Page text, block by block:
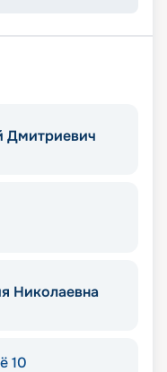
Дмитриевич
Николаевна
10